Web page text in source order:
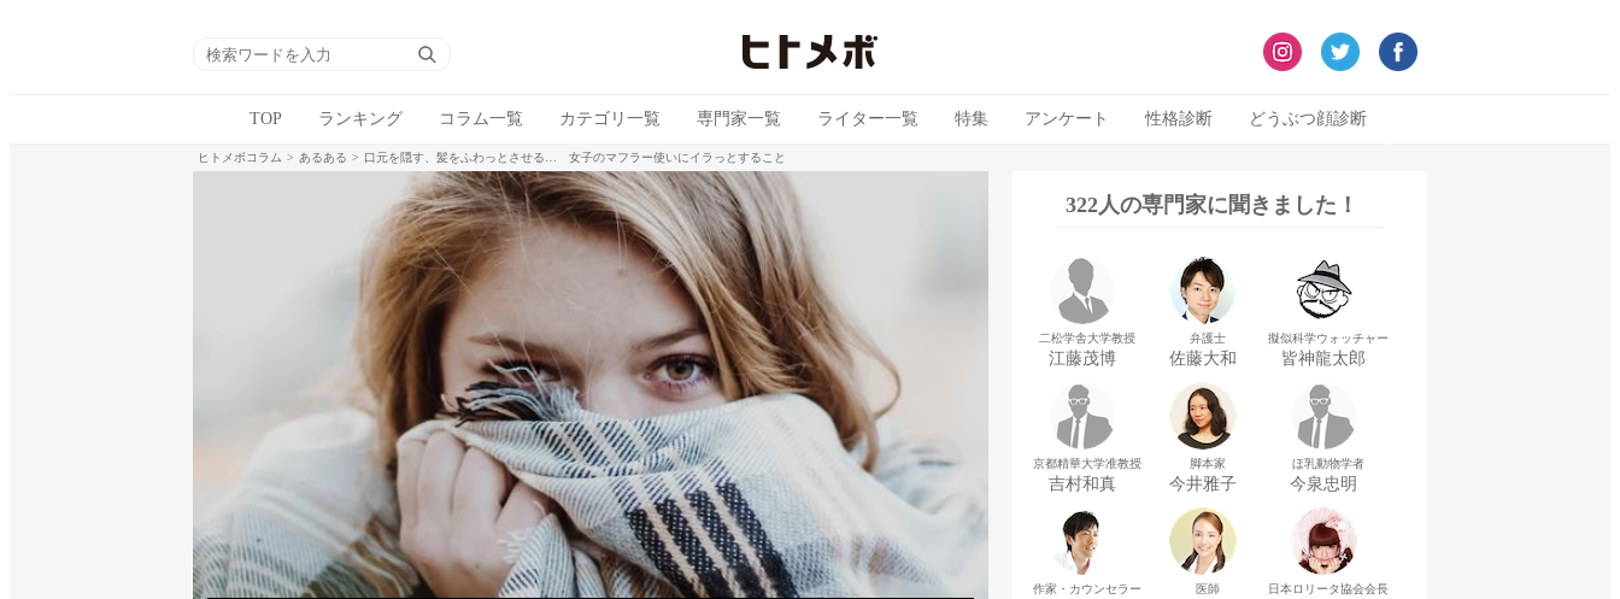
TOP ランキング コラム一覧 カテゴリ一覧 専門家一覧 ライター一覧 特集 アンケート 性格診断 どうぶつ顔診断
ヒトメボコラム あるある 口元を隠す、髪をふわっとさせる… 女子のマフラー使いにイラっとすること
322人の専門家に聞きました！
二松学舎大学教授
江藤茂博
弁護士
佐藤大和
擬似科学ウォッチャー
皆神龍太郎
京都精華大学准教授
吉村和真
脚本家
今井雅子
ほ乳動物学者
今泉忠明
作家・カウンセラー 医師 日本ロリータ協会会長